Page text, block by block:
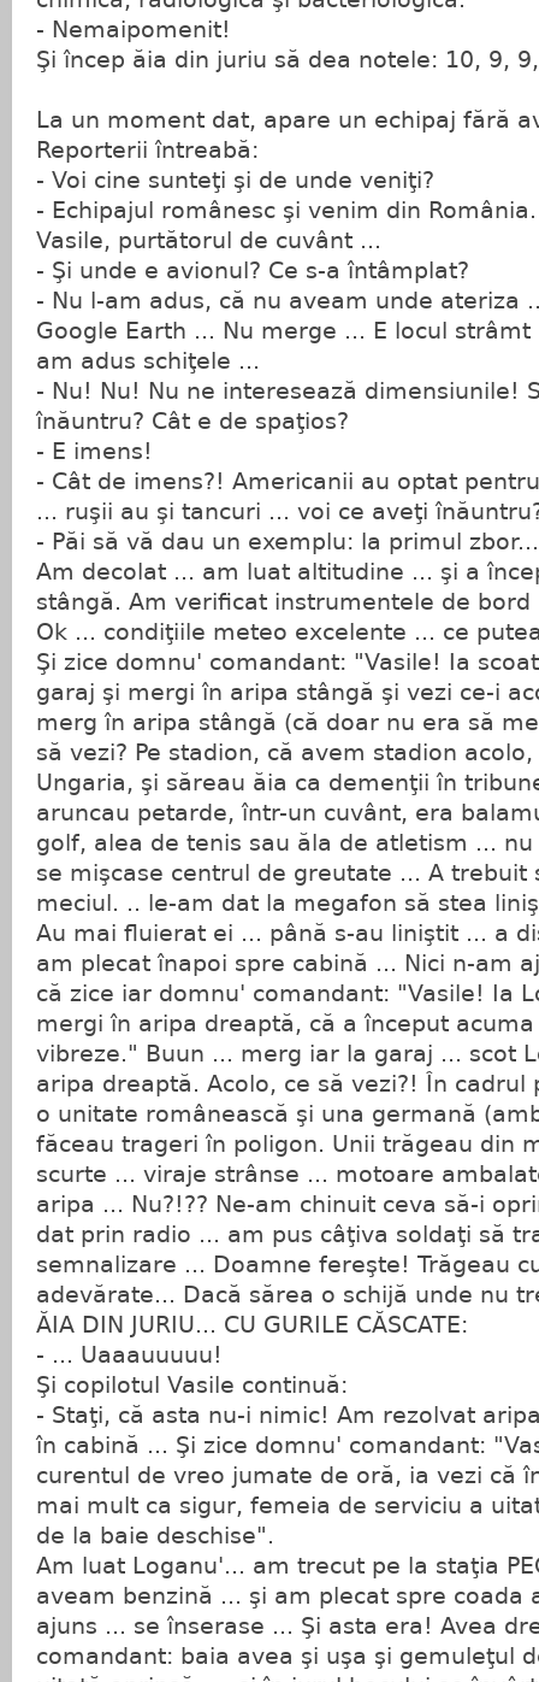
- Nemaipomenit!
Şi încep ăia din juriu să dea notele: 10, 9,
La un moment dat, apare un echipaj fără
Reporterii întreabă:
- Voi cine sunteţi şi de unde veniţi?
- Echipajul românesc şi venim din
Vasile, purtătorul de cuvânt ...
- Şi unde e avionul? Ce s-a întâmplat?
- Nu l-am adus, că nu aveam unde ateriza
Google Earth ... Nu merge ... E locul
am adus schiţele ...
- Nu! Nu! Nu ne interesează dimensiunile!
înăuntru? Cât e de spaţios?
- E imens!
- Cât de imens?! Americanii au optat
... ruşii au şi tancuri ... voi ce aveţi
- Păi să vă dau un exemplu: la primul
Am decolat ... am luat altitudine ... şi a
stângă. Am verificat instrumentele de
Ok ... condiţiile meteo excelente ... ce
Şi zice domnu' comandant: "Vasile! Ia
garaj şi mergi în aripa stângă şi vezi ce-i
merg în aripa stângă (că doar nu era să
să vezi? Pe stadion, că avem stadion
Ungaria, şi săreau ăia ca demenţii în
aruncau petarde, într-un cuvânt, era
golf, alea de tenis sau ăla de atletism ...
se mişcase centrul de greutate ... A trebuit
meciul. .. le-am dat la megafon să stea
Au mai fluierat ei ... până s-au liniştit ... a
am plecat înapoi spre cabină ... Nici n-am
că zice iar domnu' comandant: "Vasile! Ia
mergi în aripa dreaptă, că a început acuma
vibreze." Buun ... merg iar la garaj ... scot
aripa dreaptă. Acolo, ce să vezi?! În cadrul
o unitate românească şi una germană
făceau trageri în poligon. Unii trăgeau din
scurte ... viraje strânse ... motoare
aripa ... Nu?!?? Ne-am chinuit ceva să-i
dat prin radio ... am pus câţiva soldaţi să
semnalizare ... Doamne fereşte! Trăgeau
adevărate... Dacă sărea o schijă unde nu
ĂIA DIN JURIU... CU GURILE CĂSCATE:
- ... Uaaauuuuu!
Şi copilotul Vasile continuă:
- Staţi, că asta nu-i nimic! Am rezolvat
în cabină ... Şi zice domnu' comandant:
curentul de vreo jumate de oră, ia vezi că
mai mult ca sigur, femeia de serviciu a
de la baie deschise".
Am luat Loganu'... am trecut pe la staţia
aveam benzină ... şi am plecat spre coada
ajuns ... se înserase ... Şi asta era! Avea
comandant: baia avea şi uşa şi gemuleţul